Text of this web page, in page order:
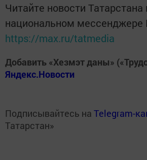
Читайте новости Татарстана
национальном мессенджере
https://max.ru/tatmedia
Добавить «Хезмэт даны»
Яндекс.Новости
Подписывайтесь на Telegram-
Татарстан»